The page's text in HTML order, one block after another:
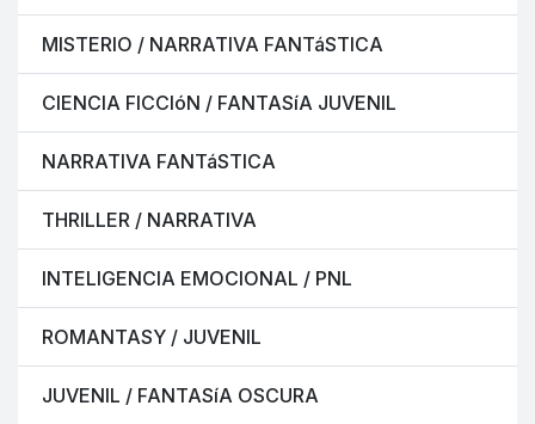
MISTERIO / NARRATIVA FANTáSTICA
CIENCIA FICCIóN / FANTASíA JUVENIL
NARRATIVA FANTáSTICA
THRILLER / NARRATIVA
INTELIGENCIA EMOCIONAL / PNL
ROMANTASY / JUVENIL
JUVENIL / FANTASíA OSCURA